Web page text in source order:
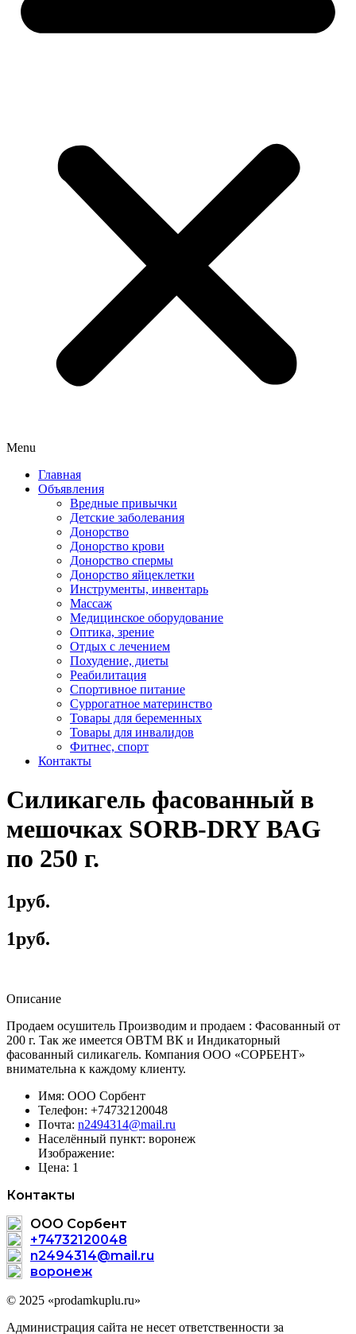
Menu
Главная
Объявления
Вредные привычки
Детские заболевания
Донорство
Донорство крови
Донорство спермы
Донорство яйцеклетки
Инструменты, инвентарь
Массаж
Медицинское оборудование
Оптика, зрение
Отдых с лечением
Похудение, диеты
Реабилитация
Спортивное питание
Суррогатное материнство
Товары для беременных
Товары для инвалидов
Фитнес, спорт
Контакты
Силикагель фасованный в
мешочках SORB-DRY BAG
по 250 г.
1руб.
1руб.
Описание
Продаем осушитель Производим и продаем : Фасованный от
200 г. Так же имеется ОВТМ ВК и Индикаторный
фасованный силикагель. Компания ООО «СОРБЕНТ»
внимательна к каждому клиенту.
Имя: ООО Сорбент
Телефон: +74732120048
Почта: n2494314@mail.ru
Населённый пункт: воронеж
Изображение:
Цена: 1
Контакты
ООО Сорбент
+74732120048
n2494314@mail.ru
воронеж
© 2025 «prodamkuplu.ru»
Администрация сайта не несет ответственности за